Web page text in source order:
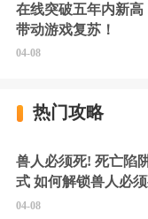
在线突破五年内新
带动游戏复苏！
04-08
热门攻略
兽人必须死! 死亡陷
式 如何解锁兽人必
的隐藏角色
04-08